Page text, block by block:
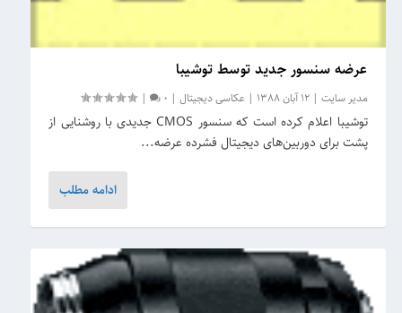
عرضه سنسور جدید توسط توشیبا
مدیر سایت |12 آبان 1388 |عکاسی دیجیتال |
0
|
توشیبا اعلام کرده است که سنسور CMOS جدیدی با روشنایی از
پشت برای دوربین‌های دیجیتال فشرده عرضه...
ادامه مطلب